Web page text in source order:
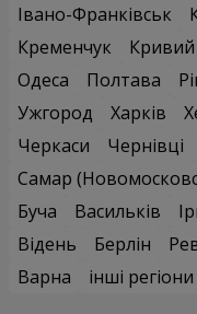
Івано-Франківськ
Кременчук
Кривий
Одеса
Полтава
Ужгород
Харків
Черкаси
Чернівці
Самар
Буча
Васильків
Відень
Берлін
Варна
інші регіони